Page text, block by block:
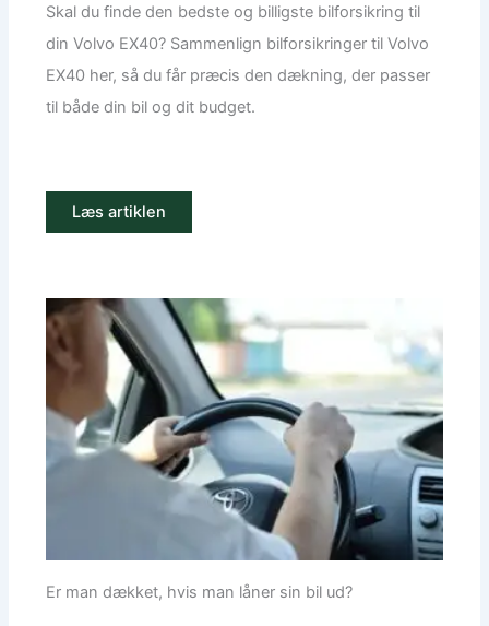
Skal du finde den bedste og billigste bilforsikring til
din Volvo EX40? Sammenlign bilforsikringer til Volvo
EX40 her, så du får præcis den dækning, der passer
til både din bil og dit budget.
Læs artiklen
Er man dækket, hvis man låner sin bil ud?